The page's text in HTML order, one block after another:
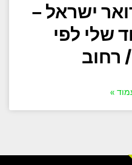
ישראל –
שלי לפי
רחוב
»